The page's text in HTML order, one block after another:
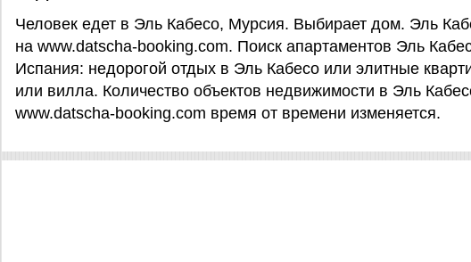
Человек едет в Эль Кабесо, Мурсия. Выбирает дом. Эль
на www.datscha-booking.com. Поиск апартаментов Эль
Испания: недорогой отдых в Эль Кабесо или элитные
или вилла. Количество объектов недвижимости в Эль
www.datscha-booking.com время от времени изменяется.